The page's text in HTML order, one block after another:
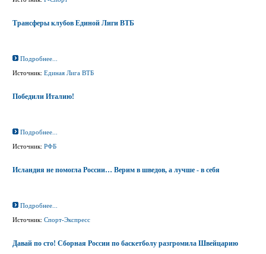
Трансферы клубов Единой Лиги ВТБ
Подробнее...
Источник: Единая Лига ВТБ
Победили Италию!
Подробнее...
Источник: РФБ
Исландия не помогла России… Верим в шведов, а лучше - в себя
Подробнее...
Источник: Спорт-Экспресс
Давай по сто! Сборная России по баскетболу разгромила Швейцарию